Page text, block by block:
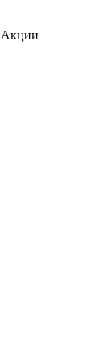
Акции